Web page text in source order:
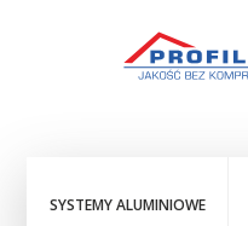
SYSTEMY ALUMINIOWE